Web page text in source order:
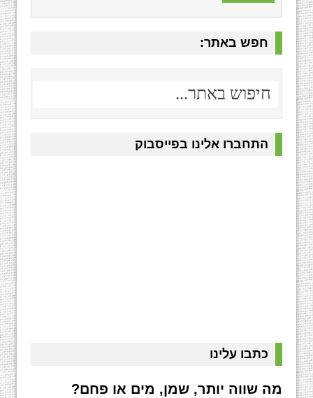
חפש באתר:
התחברו אלינו בפייסבוק
כתבו עלינו
מה שווה יותר, שמן, מים או פחם?